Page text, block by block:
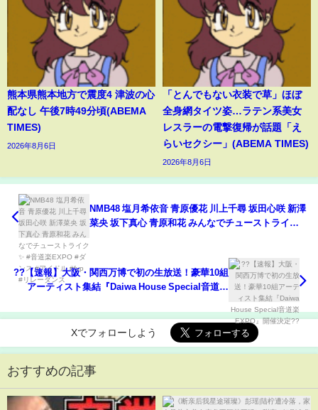
熊本県熊本地方で震度4 津波の心
配なし 午後7時49分頃(ABEMA
TIMES)
2026年8月6日
「とんでもない衣装で草」ほぼ
全身網タイツ姿…ラテン系美女
レスラーの電撃復帰が話題「え
らいセクシー」(ABEMA TIMES)
2026年8月6日
NMB48 塩月希依音 青原優花 川上千尋 坂田心咲 新澤
菜央 坂下真心 青原和花 みんなでチューストライク✨
??【速報】大阪・関西万博で初の生放送！豪華10組
アーティスト集結『Daiwa House Special音道楽
Xでフォローしよう
おすすめの記事